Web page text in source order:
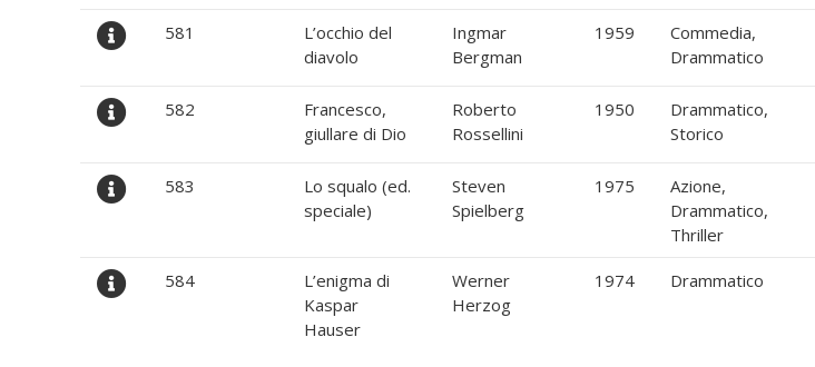
581
L’occhio del
diavolo
Ingmar
Bergman
1959
Commedia,
Drammatico
582
Francesco,
giullare di Dio
Roberto
Rossellini
1950
Drammatico,
Storico
583
Lo squalo (ed.
speciale)
Steven
Spielberg
1975
Azione,
Drammatico,
Thriller
584
L’enigma di
Kaspar
Hauser
Werner
Herzog
1974 Drammatico